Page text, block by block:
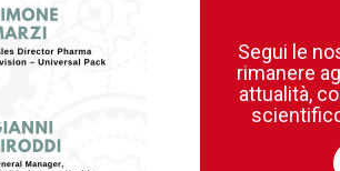
Segui le
rimanere
attualità,